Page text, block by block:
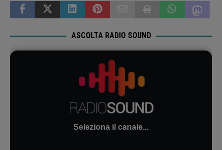
ASCOLTA RADIO SOUND
Seleziona il canale...